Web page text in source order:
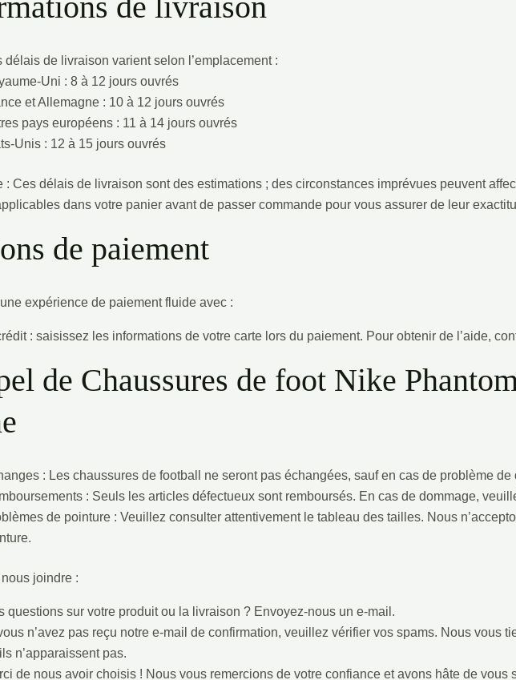
délais de livraison varient selon l’emplacement :
Uni : 8 à 12 jours ouvrés
et Allemagne : 10 à 12 jours ouvrés
pays européens : 11 à 14 jours ouvrés
Unis : 12 à 15 jours ouvrés
: Ces délais de livraison sont des estimations ; des circonstances imprévues peuvent
dans votre panier avant de passer commande pour vous assurer de leur
de paiement
expérience de paiement fluide avec :
: saisissez les informations de votre carte lors du paiement. Pour obtenir de l’aide,
de Chaussures de foot Nike
: Les chaussures de football ne seront pas échangées, sauf en cas de problème de
: Seuls les articles défectueux sont remboursés. En cas de dommage,
de pointure : Veuillez consulter attentivement le tableau des tailles. Nous
joindre :
questions sur votre produit ou la livraison ? Envoyez-nous un e-mail.
n’avez pas reçu notre e-mail de confirmation, veuillez vérifier vos spams. Nous vous
n’apparaissent pas.
de nous avoir choisis ! Nous vous remercions de votre confiance et avons hâte de vous